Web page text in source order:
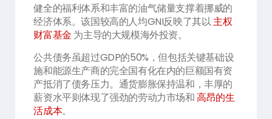
健全的福利体系和丰富的油气储量支撑着挪威的
经济体系。该国较高的人均GNI反映了其以主权
财富基金 为主导的大规模海外投资。
公共债务虽超过GDP的50%，但包括关键基础设
施和能源生产商的完全国有化在内的巨额国有资
产抵消了债务压力。通货膨胀保持温和，丰厚的
薪资水平则体现了强劲的劳动力市场和高昂的生
活成本。